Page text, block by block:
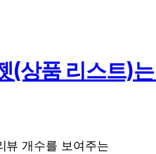
(상품 리스트)는
뷰 개수를 보여주는